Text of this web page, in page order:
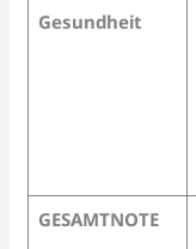
Gesundheit
GESAMTNOTE